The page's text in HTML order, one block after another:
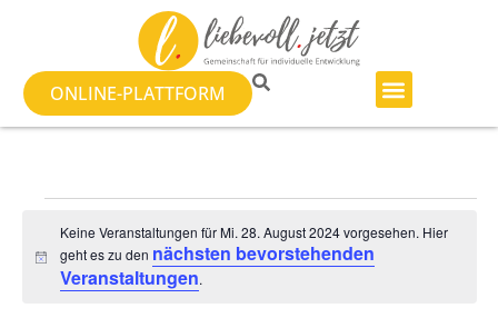
ONLINE-PLATTFORM
Hinweis
Keine Veranstaltungen für Mi. 28. August 2024 vorgesehen. Hier
geht es zu den nächsten bevorstehenden
Veranstaltungen.